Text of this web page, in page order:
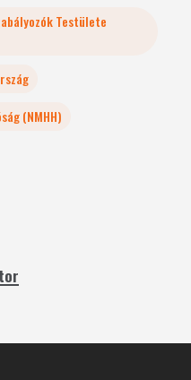
Testülete
(NMHH)